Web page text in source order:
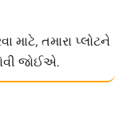
માટે, તમારા પ્લોટને
જોઈએ.